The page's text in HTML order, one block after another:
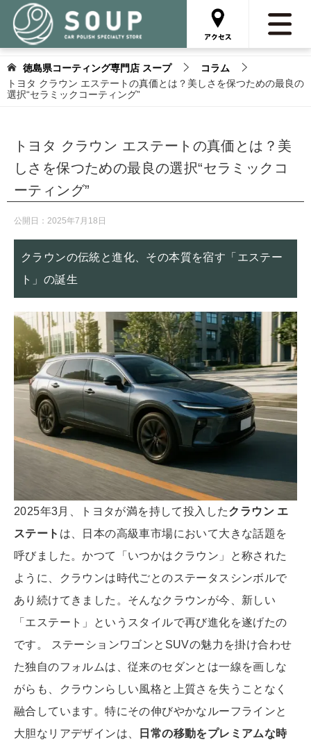
徳島県コーティング専門店 スープ
コラム
トヨタ クラウン エステートの真価とは？美しさを保つための最良の
選択“セラミックコーティング”
トヨタ クラウン エステートの真価とは？美
しさを保つための最良の選択“セラミックコ
ーティング”
公開日： 2025年7月18日
クラウンの伝統と進化、その本質を宿す「エステー
ト」の誕生
2025年3月、トヨタが満を持して投入したクラウン エ
ステート は、日本の高級車市場において大きな話題を
呼びました。かつて「いつかはクラウン」と称された
ように、クラウンは時代ごとのステータスシンボルで
あり続けてきました。そんなクラウンが今、新しい
「エステート」というスタイルで再び進化を遂げたの
です。 ステーションワゴンとSUVの魅力を掛け合わせ
た独自のフォルムは、従来のセダンとは一線を画しな
がらも、クラウンらしい風格と上質さを失うことなく
融合しています。特にその伸びやかなルーフラインと
大胆なリアデザインは、
日常の移動をプレミアムな時